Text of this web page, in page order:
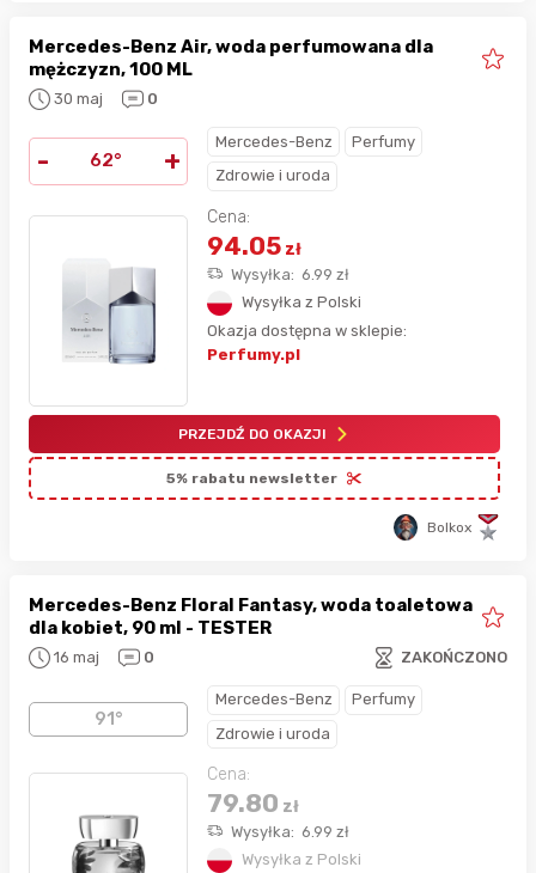
Mercedes-Benz Air, woda perfumowana dla
mężczyzn, 100 ML
30 maj 0
- 62° +
Mercedes-Benz
Perfumy
Zdrowie i uroda
Cena:
94.05 zł
Wysyłka: 6.99 zł
Wysyłka z Polski
Okazja dostępna w sklepie:
Perfumy.pl
PRZEJDŹ DO OKAZJI
5% rabatu newsletter
Bolkox
Mercedes-Benz Floral Fantasy, woda toaletowa
dla kobiet, 90 ml - TESTER
16 maj 0 ZAKOŃCZONO
91°
Mercedes-Benz
Perfumy
Zdrowie i uroda
Cena:
79.80 zł
Wysyłka: 6.99 zł
Wysyłka z Polski